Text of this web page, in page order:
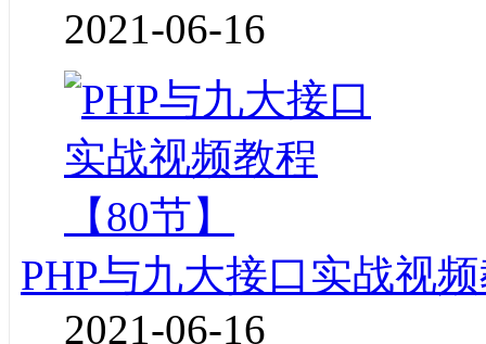
2021-06-16
PHP与九大接口实战视
2021-06-16